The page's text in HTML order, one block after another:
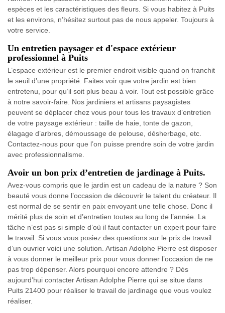
espèces et les caractéristiques des fleurs. Si vous habitez à Puits
et les environs, n’hésitez surtout pas de nous appeler. Toujours à
votre service.
Un entretien paysager et d'espace extérieur
professionnel à Puits
L’espace extérieur est le premier endroit visible quand on franchit
le seuil d’une propriété. Faites voir que votre jardin est bien
entretenu, pour qu’il soit plus beau à voir. Tout est possible grâce
à notre savoir-faire. Nos jardiniers et artisans paysagistes
peuvent se déplacer chez vous pour tous les travaux d’entretien
de votre paysage extérieur : taille de haie, tonte de gazon,
élagage d’arbres, démoussage de pelouse, désherbage, etc.
Contactez-nous pour que l’on puisse prendre soin de votre jardin
avec professionnalisme.
Avoir un bon prix d’entretien de jardinage à Puits.
Avez-vous compris que le jardin est un cadeau de la nature ? Son
beauté vous donne l’occasion de découvrir le talent du créateur. Il
est normal de se sentir en paix envoyant une telle chose. Donc il
mérité plus de soin et d’entretien toutes au long de l’année. La
tâche n’est pas si simple d’où il faut contacter un expert pour faire
le travail. Si vous vous posiez des questions sur le prix de travail
d’un ouvrier voici une solution. Artisan Adolphe Pierre est disposer
à vous donner le meilleur prix pour vous donner l’occasion de ne
pas trop dépenser. Alors pourquoi encore attendre ? Dès
aujourd’hui contacter Artisan Adolphe Pierre qui se situe dans
Puits 21400 pour réaliser le travail de jardinage que vous voulez
réaliser.